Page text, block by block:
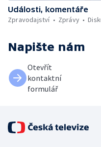
Události, komentáře
Zpravodajství
Zprávy
Napište nám
Otevřít
kontaktní
formulář